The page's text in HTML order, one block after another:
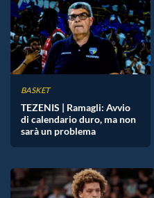
BASKET
TEZENIS | Ramagli: Avvio
di calendario duro, ma non
sarà un problema